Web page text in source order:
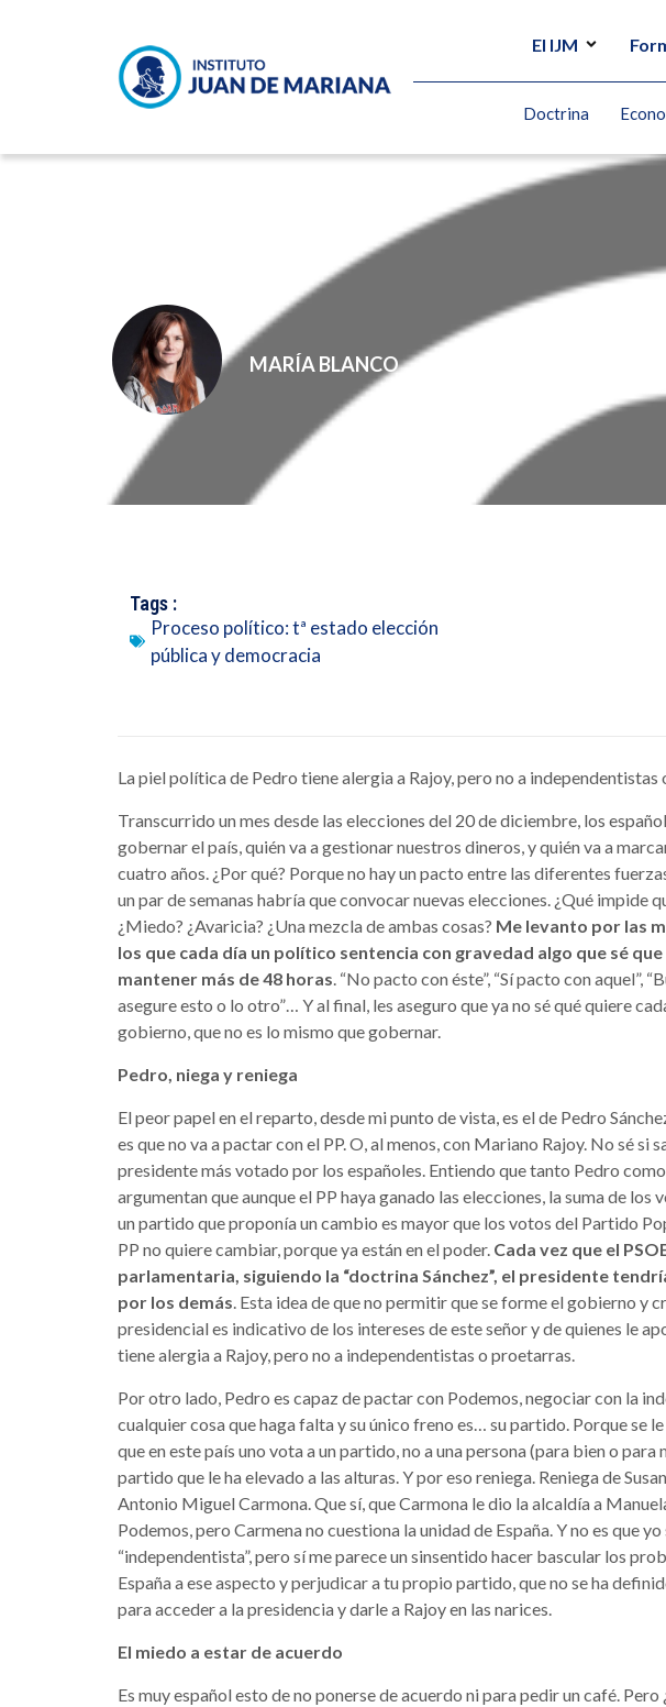
El IJM
Doctrina
MARÍA BLANCO
Tags :
Proceso político: tª estado elección
pública y democracia
La piel política de Pedro tiene alergia a Rajoy, pero no a independentistas
Transcurrido un mes desde las elecciones del 20 de diciembre, los
gobernar el país, quién va a gestionar nuestros dineros, y quién va a
cuatro años. ¿Por qué? Porque no hay un pacto entre las diferentes
un par de semanas habría que convocar nuevas elecciones. ¿Qué impide
¿Miedo? ¿Avaricia? ¿Una mezcla de ambas cosas? Me levanto por las
los que cada día un político sentencia con gravedad algo que sé
mantener más de 48 horas. “No pacto con éste”, “Sí pacto con aquel”,
asegure esto o lo otro”… Y al final, les aseguro que ya no sé qué quiere
gobierno, que no es lo mismo que gobernar.
Pedro, niega y reniega
El peor papel en el reparto, desde mi punto de vista, es el de Pedro
es que no va a pactar con el PP. O, al menos, con Mariano Rajoy. No sé si
presidente más votado por los españoles. Entiendo que tanto Pedro
argumentan que aunque el PP haya ganado las elecciones, la suma de
un partido que proponía un cambio es mayor que los votos del Partido
PP no quiere cambiar, porque ya están en el poder. Cada vez que el
parlamentaria, siguiendo la “doctrina Sánchez”, el presidente
por los demás. Esta idea de que no permitir que se forme el gobierno y
presidencial es indicativo de los intereses de este señor y de quienes le
tiene alergia a Rajoy, pero no a independentistas o proetarras.
Por otro lado, Pedro es capaz de pactar con Podemos, negociar con la
cualquier cosa que haga falta y su único freno es… su partido. Porque se
que en este país uno vota a un partido, no a una persona (para bien o para
partido que le ha elevado a las alturas. Y por eso reniega. Reniega de
Antonio Miguel Carmona. Que sí, que Carmona le dio la alcaldía a
Podemos, pero Carmena no cuestiona la unidad de España. Y no es que yo
“independentista”, pero sí me parece un sinsentido hacer bascular los
España a ese aspecto y perjudicar a tu propio partido, que no se ha
para acceder a la presidencia y darle a Rajoy en las narices.
El miedo a estar de acuerdo
Es muy español esto de no ponerse de acuerdo ni para pedir un café. Pero